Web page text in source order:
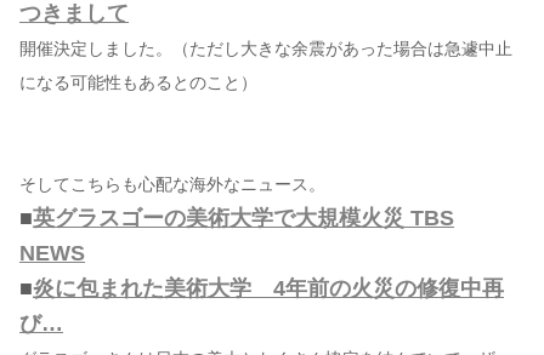
つきまして
開催決定しました。（ただし大きな余震があった場合は急遽中止
になる可能性もあるとのこと）
そしてこちらも心配な海外なニュース。
■英グラスゴーの美術大学で大規模火災 TBS
NEWS
■炎に包まれた美術大学 4年前の火災の修復中再
び…